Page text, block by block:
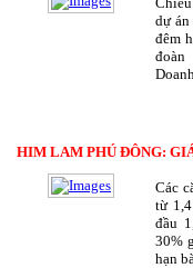
dự
đêm
HIM LAM PHÚ ĐÔNG:
Các
từ
đầu
30%
hạn